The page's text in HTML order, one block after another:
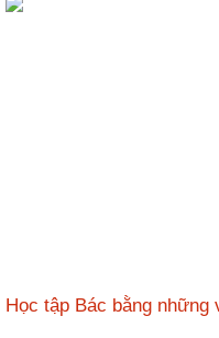
Học tập Bác bằng